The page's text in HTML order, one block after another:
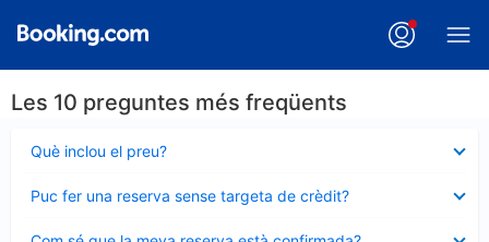
Les 10 preguntes més freqüents
Què inclou el preu?
tancat
Puc fer una reserva sense targeta de crèdit?
tancat